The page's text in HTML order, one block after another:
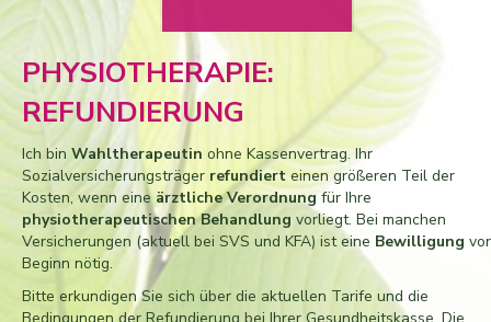
PHYSIOTHERAPIE:
REFUNDIERUNG
Ich bin Wahltherapeutin ohne Kassenvertrag. Ihr
Sozialversicherungsträger refundiert einen größeren Teil der
Kosten, wenn eineärztliche Verordnung für Ihre
physiotherapeutischen Behandlung vorliegt. Bei manchen
Versicherungen (aktuell bei SVS und KFA) ist eine Bewilligung vor
Beginn nötig.
Bitte erkundigen Sie sich über die aktuellen Tarife und die
Bedingungen der Refundierung bei Ihrer Gesundheitskasse. Die